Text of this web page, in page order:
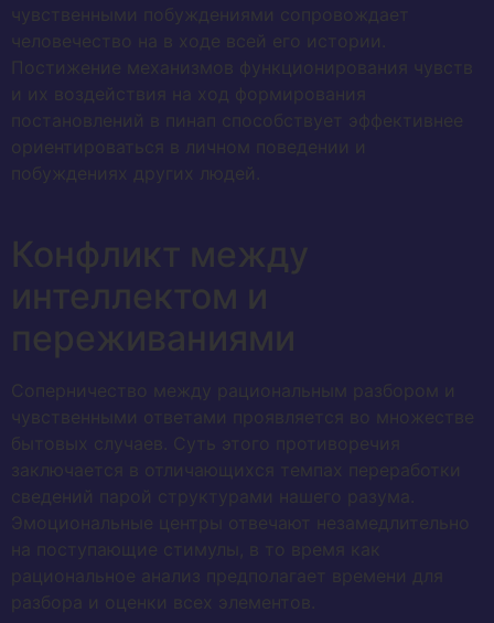
чувственными побуждениями сопровождает
человечество на в ходе всей его истории.
Постижение механизмов функционирования чувств
и их воздействия на ход формирования
постановлений в пинап способствует эффективнее
ориентироваться в личном поведении и
побуждениях других людей.
Конфликт между
интеллектом и
переживаниями
Соперничество между рациональным разбором и
чувственными ответами проявляется во множестве
бытовых случаев. Суть этого противоречия
заключается в отличающихся темпах переработки
сведений парой структурами нашего разума.
Эмоциональные центры отвечают незамедлительно
на поступающие стимулы, в то время как
рациональное анализ предполагает времени для
разбора и оценки всех элементов.